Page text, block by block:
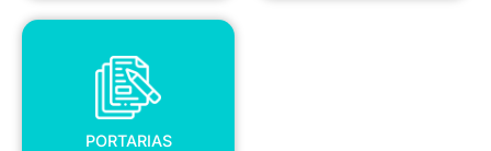
PORTARIAS
PORTARIAS